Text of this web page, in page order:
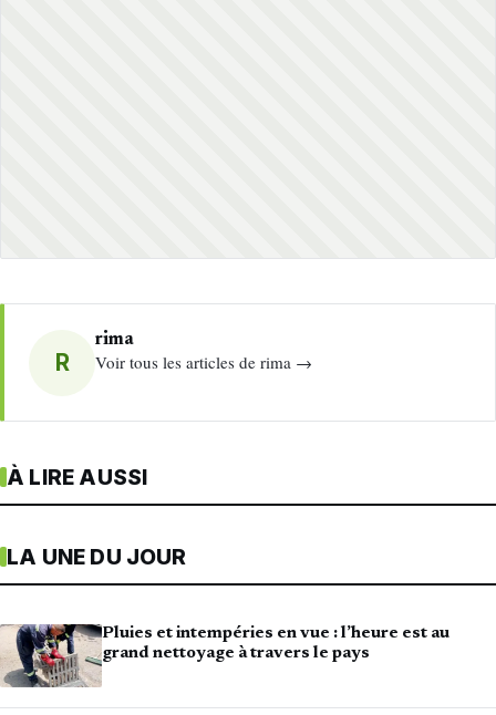
R
rima
Voir tous les articles de rima →
À LIRE AUSSI
LA UNE DU JOUR
Pluies et intempéries en vue : l’heure est au
grand nettoyage à travers le pays